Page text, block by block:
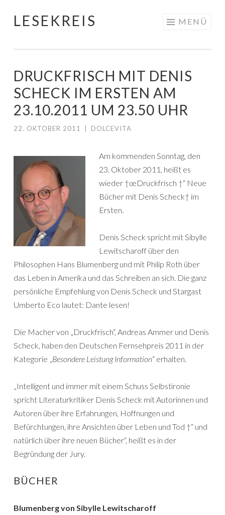
Springe
LESEKREIS MENÜ
DRUCKFRISCH MIT DENIS
SCHECK IM ERSTEN AM
23.10.2011 UM 23.50 UHR
22. OKTOBER 2011 DOLCEVITA
Am kommenden Sonntag, den
23. Oktober 2011, heißt es
wieder †œDruckfrisch †“ Neue
Bücher mit Denis Scheck† im
Ersten.
Denis Scheck spricht mit Sibylle
Lewitscharoff über den
Philosophen Hans Blumenberg und mit Philip Roth über
das Leben in Amerika und das Schreiben an sich. Die ganz
persönliche Empfehlung von Denis Scheck und Stargast
Umberto Eco lautet: Dante lesen!
Die Macher von „Druckfrisch“, Andreas Ammer und Denis
Scheck, haben den Deutschen Fernsehpreis 2011 in der
Kategorie „Besondere Leistung Information“ erhalten.
„Intelligent und immer mit einem Schuss Selbstironie
spricht Literaturkritiker Denis Scheck mit Autorinnen und
Autoren über ihre Erfahrungen, Hoffnungen und
Befürchtungen, ihre Ansichten über Leben und Tod †“ und
natürlich über ihre neuen Bücher“, heißt es in der
Begründung der Jury.
BÜCHER
Blumenberg von Sibylle Lewitscharoff